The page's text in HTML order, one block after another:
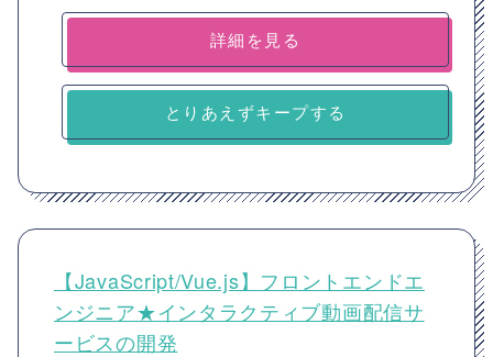
詳細を見る
とりあえずキープする
【JavaScript/Vue.js】フロントエンドエ
ンジニア★インタラクティブ動画配信サ
ービスの開発